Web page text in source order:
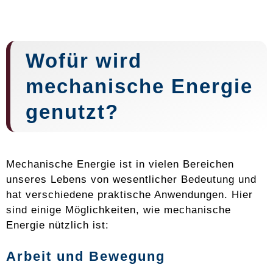
Wofür wird
mechanische Energie
genutzt?
Mechanische Energie ist in vielen Bereichen
unseres Lebens von wesentlicher Bedeutung und
hat verschiedene praktische Anwendungen. Hier
sind einige Möglichkeiten, wie mechanische
Energie nützlich ist:
Arbeit und Bewegung